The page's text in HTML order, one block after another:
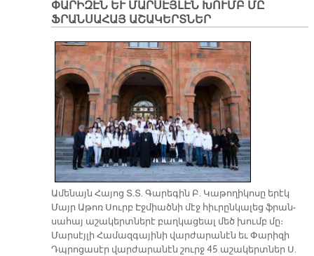
ՓԱՐԻԶԷՆ ԵՒ ՄԱՐՍԷՅԼԷՆ ԽՈՒՄԲ ՄԸ
ՖՐԱՆՍԱՀԱՅ ԱՇԱԿԵՐՏՆԵՐ
Ա­մե­նայն Հա­յոց Տ.Տ. Գա­րե­գին Բ. Կա­թո­ղի­կո­սը ե­րէկ
Մայր Ա­թոռ Սուրբ Էջ­միած­նի մէջ հիւ­րըն­կա­լեց ֆրան­
սա­հայ ա­շա­կերտ­նե­րէ բաղ­կա­ցեալ մեծ խումբ մը։
Մար­սէյ­լի Հա­մազ­գա­յի­նի վար­ժա­րա­նէն եւ Փա­րի­զի
Դպրո­ցա­սէր վար­ժա­րա­նէն շուրջ 45 ա­շա­կերտ­ներ Ս.